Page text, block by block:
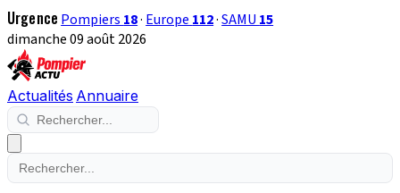
Urgence Pompiers 18· Europe 112·SAMU 15
dimanche 09 août 2026
Actualités Annuaire